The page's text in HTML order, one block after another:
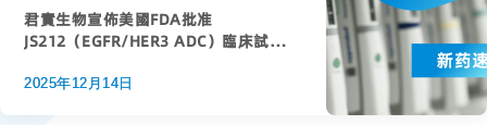
君實生物宣佈美國FDA批准
JS212（EGFR/HER3 ADC）臨床試驗申
2025年12月14日